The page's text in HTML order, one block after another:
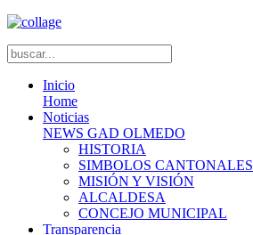
Inicio
Home
Noticias
NEWS GAD OLMEDO
HISTORIA
SIMBOLOS CANTONALES
MISIÓN Y VISIÓN
ALCALDESA
CONCEJO MUNICIPAL
Transparencia